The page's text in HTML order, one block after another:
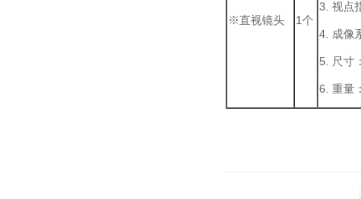
※直视镜头 1个
3. 视点
4. 成像
5. 尺寸
6. 重量